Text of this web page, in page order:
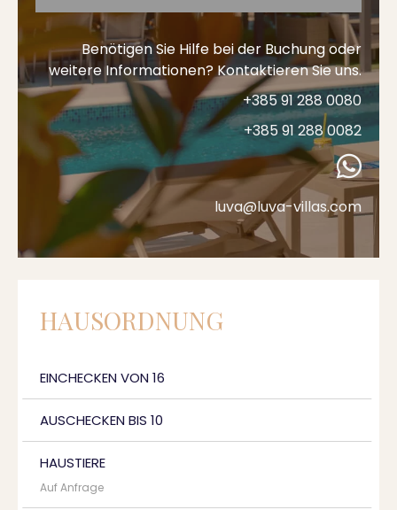
luva@luva-villas.com
Benötigen Sie Hilfe bei der Buchung oder
weitere Informationen? Kontaktieren Sie uns.
+385 91 288 0080
+385 91 288 0082
HAUSORDNUNG
EINCHECKEN VON 16
AUSCHECKEN BIS 10
HAUSTIERE
Auf Anfrage